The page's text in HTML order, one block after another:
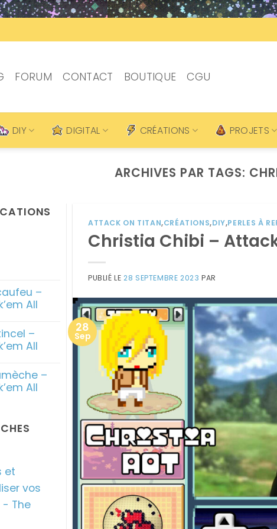
FORUM CONTACT BOUTIQUE CGU
DIY DIGITAL CRÉATIONS PROJETS
ARCHIVES PAR TAGS:
–
All
–
All
–
All
et
vos
The
ATTACK ON TITAN,CRÉATIONS,DIY,PERLES À
Christia Chibi –
PUBLIÉ LE28 SEPTEMBRE 2023 PAR
28
Sep